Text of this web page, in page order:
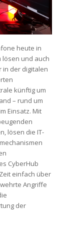
heute in
und auch
in der digitalen
künftig um
– rund um
Einsatz. Mit
lösen die IT-
CyberHub
einfach über
Angriffe
der